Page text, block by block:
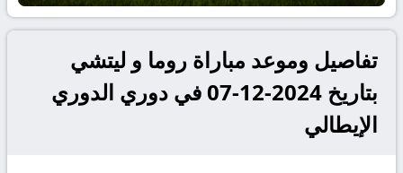
تفاصيل وموعد مباراة روما و ليتشي
بتاريخ 2024-12-07 في دوري الدوري
الإيطالي